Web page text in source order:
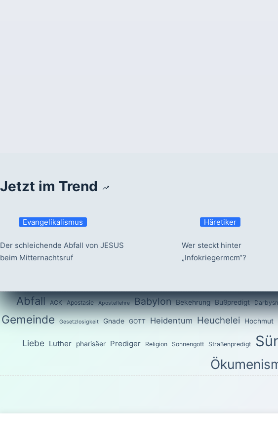
Jetzt im Trend
Evangelikalismus
Der schleichende Abfall von JESUS
beim Mitternachtsruf
Häretiker
Wer steckt hinter
„Infokriegermcm“?
Abfall ACK Apostasie Apostellehre Babylon Bekehrung Bußpredigt
Gemeinde Gesetzlosigkeit Gnade GOTT Heidentum Heuchelei Hochmut
Liebe Luther pharisäer Prediger Religion Sonnengott Straßenpredigt